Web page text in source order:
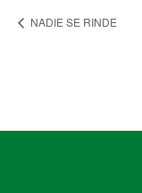
NADIE SE RINDE